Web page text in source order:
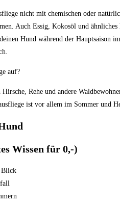
nicht mit chemischen oder
Auch Essig, Kokosöl und
Hund während der Hauptsaison
auf?
Rehe und andere
ist vor allem im Sommer und
Wissen für 0,-)​
Blick